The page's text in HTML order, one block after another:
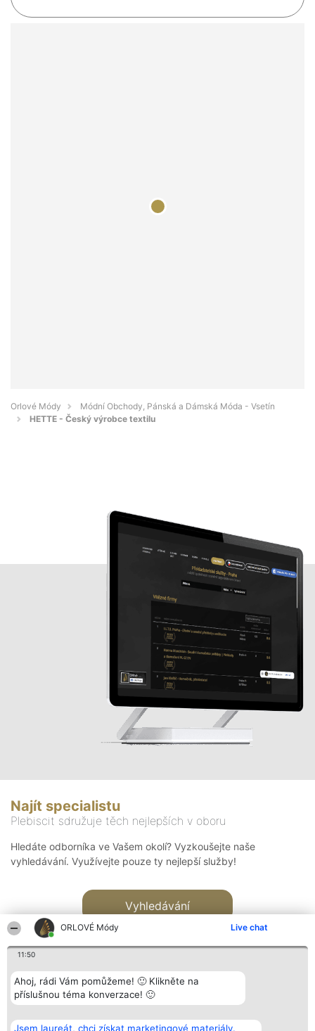
ORLOVÉ Módy Live chat
11:50
Ahoj, rádi Vám pomůžeme! 🙂 Klikněte na
příslušnou téma konverzace! 🙂
Jsem laureát, chci získat marketingové materiály.
Orlové Módy
Módní Obchody, Pánská a Dámská Móda - Vsetín
HETTE - Český výrobce textilu
Najít specialistu
Plebiscit sdružuje těch nejlepších v oboru
Hledáte odborníka ve Vašem okolí? Vyzkoušejte naše
vyhledávání. Využívejte pouze ty nejlepší služby!
Vyhledávání
Bright Side Solutions sp. z o.
Vítězové
Kontakt